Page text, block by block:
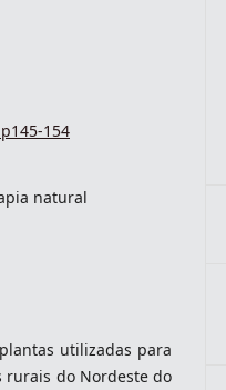
154
natural
utilizadas para
rurais do Nordeste do